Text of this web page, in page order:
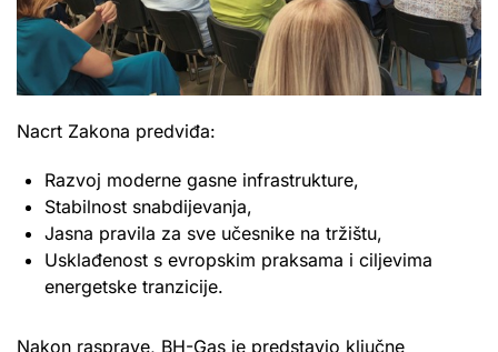
Nacrt Zakona predviđa:
Razvoj moderne gasne infrastrukture,
Stabilnost snabdijevanja,
Jasna pravila za sve učesnike na tržištu,
Usklađenost s evropskim praksama i ciljevima
energetske tranzicije.
Nakon rasprave, BH-Gas je predstavio ključne